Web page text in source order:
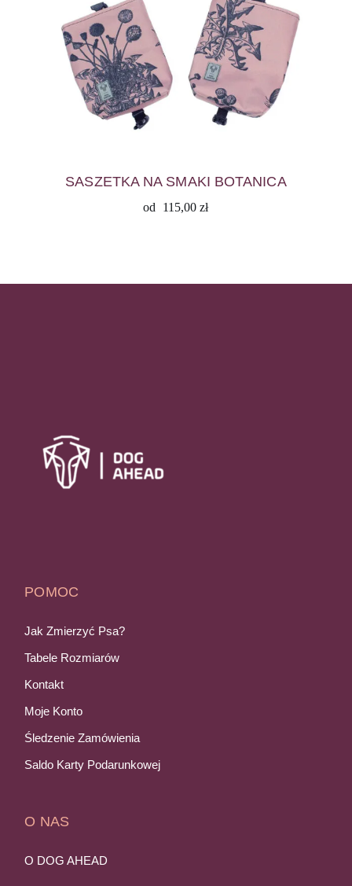
SASZETKA NA SMAKI BOTANICA
od 115,00zł
POMOC
Jak Zmierzyć Psa?
Tabele Rozmiarów
Kontakt
Moje Konto
Śledzenie Zamówienia
Saldo Karty Podarunkowej
O NAS
O DOG AHEAD